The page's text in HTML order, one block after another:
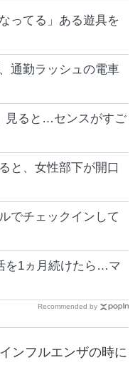
ってる」ある遊具を
通勤ラッシュの電車
見ると…センスがすご
と、女性部下が開口
でチェックインして
を1ヵ月続けたら…マ
Recommended by
ンフルエンザの時に